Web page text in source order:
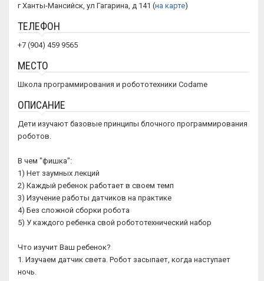
г Ханты-Мансийск, ул Гагарина, д 141 (на карте)
ТЕЛЕФОН
+7 (904) 459 9565
МЕСТО
Школа программирования и робототехники Codame
ОПИСАНИЕ
Дети изучают базовые принципы блочного программирования
роботов.
В чем "фишка":
1) Нет заумных лекций
2) Каждый ребенок работает в своем темп
3) Изучение работы датчиков на практике
4) Без сложной сборки робота
5) У каждого ребенка свой робототехнический набор
Что изучит Ваш ребенок?
1. Изучаем датчик света. Робот засыпает, когда наступает
ночь.